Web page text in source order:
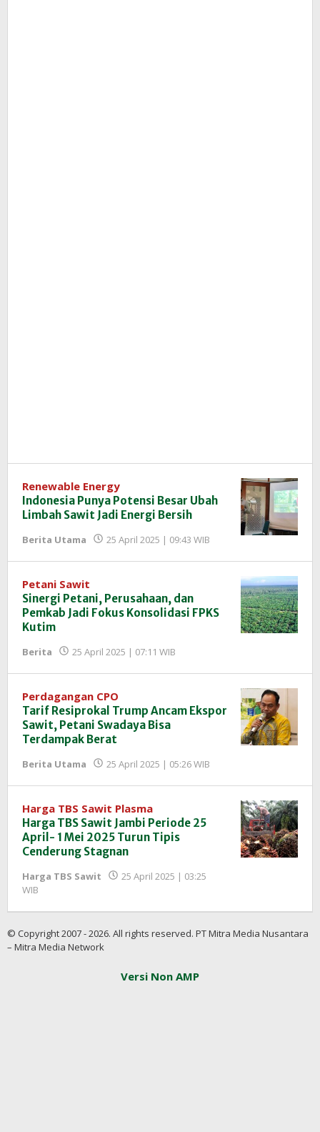
Renewable Energy
Indonesia Punya Potensi Besar Ubah
Limbah Sawit Jadi Energi Bersih
Berita Utama 25 April 2025 | 09:43 WIB
InfoSAWIT
Petani Sawit
Sinergi Petani, Perusahaan, dan
Pemkab Jadi Fokus Konsolidasi FPKS
Kutim
Berita 25 April 2025 | 07:11 WIB
InfoSAWIT
Perdagangan CPO
Tarif Resiprokal Trump Ancam Ekspor
Sawit, Petani Swadaya Bisa
Terdampak Berat
Berita Utama 25 April 2025 | 05:26 WIB
InfoSAWIT
Harga TBS Sawit Plasma
Harga TBS Sawit Jambi Periode 25
April- 1 Mei 2025 Turun Tipis
Cenderung Stagnan
Harga TBS Sawit
25 April 2025 | 03:25
WIB
InfoSAWIT
© Copyright 2007 - 2026. All rights reserved. PT Mitra Media Nusantara
– Mitra Media Network
Versi Non AMP